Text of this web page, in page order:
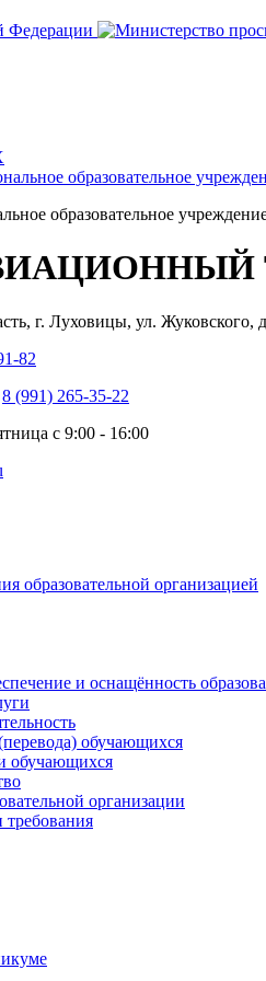
образовательное
г. Луховицы, ул. Жуковского,
82
8 (991) 265-35-22
с 9:00 - 16:00
образовательной организацией
и оснащённость
обучающихся
обучающихся
организации
требования